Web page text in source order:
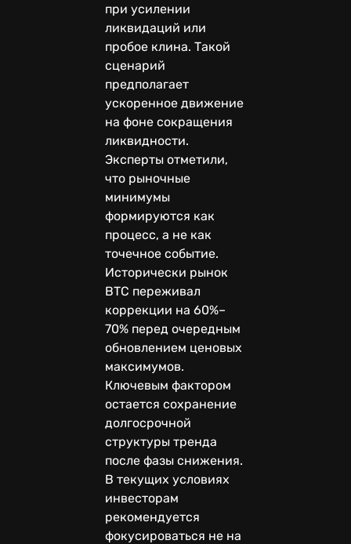
при усилении
ликвидаций или
пробое клина. Такой
сценарий
предполагает
ускоренное движение
на фоне сокращения
ликвидности.
Эксперты отметили,
что рыночные
минимумы
формируются как
процесс, а не как
точечное событие.
Исторически рынок
BTC переживал
коррекции на 60%–
70% перед очередным
обновлением ценовых
максимумов.
Ключевым фактором
остается сохранение
долгосрочной
структуры тренда
после фазы снижения.
В текущих условиях
инвесторам
рекомендуется
фокусироваться не на